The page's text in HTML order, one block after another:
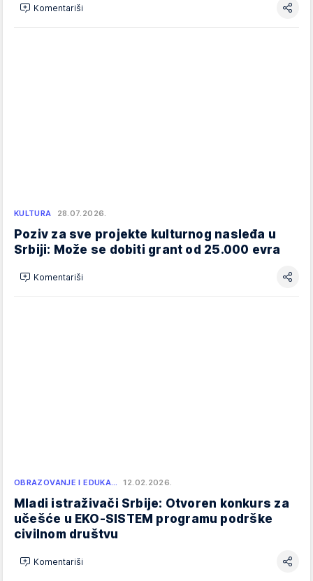
Komentariši
KULTURA 28.07.2026.
Poziv za sve projekte kulturnog nasleđa u
Srbiji: Može se dobiti grant od 25.000 evra
Komentariši
OBRAZOVANJE I EDUKA… 12.02.2026.
Mladi istraživači Srbije: Otvoren konkurs za
učešće u EKO-SISTEM programu podrške
civilnom društvu
Komentariši